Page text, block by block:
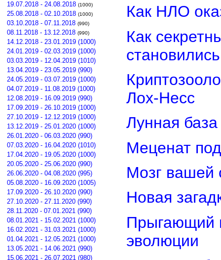
19.07.2018 - 24.08.2018 (1000)
25.08.2018 - 02.10.2018 (1000)
03.10.2018 - 07.11.2018 (990)
08.11.2018 - 13.12.2018 (990)
14.12.2018 - 23.01.2019 (1000)
24.01.2019 - 02.03.2019 (1000)
03.03.2019 - 12.04.2019 (1010)
13.04.2019 - 23.05.2019 (990)
24.05.2019 - 03.07.2019 (1000)
04.07.2019 - 11.08.2019 (1000)
12.08.2019 - 16.09.2019 (990)
17.09.2019 - 26.10.2019 (1000)
27.10.2019 - 12.12.2019 (1000)
13.12.2019 - 25.01.2020 (1000)
26.01.2020 - 06.03.2020 (990)
07.03.2020 - 16.04.2020 (1010)
17.04.2020 - 19.05.2020 (1000)
20.05.2020 - 25.06.2020 (990)
26.06.2020 - 04.08.2020 (995)
05.08.2020 - 16.09.2020 (1005)
17.09.2020 - 26.10.2020 (990)
27.10.2020 - 27.11.2020 (990)
28.11.2020 - 07.01.2021 (990)
08.01.2021 - 15.02.2021 (1000)
16.02.2021 - 31.03.2021 (1000)
01.04.2021 - 12.05.2021 (1000)
13.05.2021 - 14.06.2021 (990)
15.06.2021 - 26.07.2021 (980)
Как НЛО
Как
Лох-Несс
Лунная
Меценат
Мозг вашей
Новая
Прыгающий
эволюции